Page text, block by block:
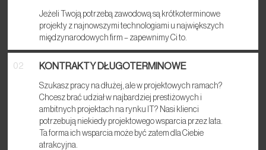
Jeżeli Twoją potrzebą zawodową są krótkoterminowe
projekty z najnowszymi technologiami u największych
międzynarodowych firm – zapewnimy Ci to.
02 KONTRAKTY DŁUGOTERMINOWE
Szukasz pracy na dłużej, ale w projektowych ramach?
Chcesz brać udział w najbardziej prestiżowych i
ambitnych projektach na rynku IT? Nasi klienci
potrzebują niekiedy projektowego wsparcia przez lata.
Ta forma ich wsparcia może być zatem dla Ciebie
atrakcyjna.